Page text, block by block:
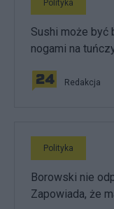
Polityka
Sushi może być
nogami na
Redakcja
Polityka
Borowski nie
Zapowiada, że